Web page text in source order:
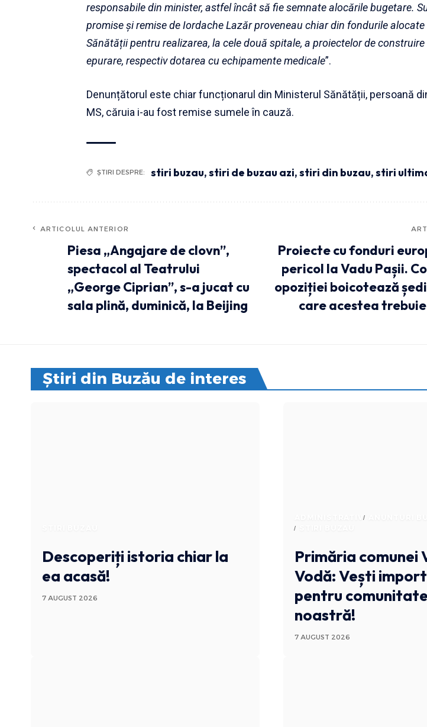
responsabile din minister, astfel încât să fie semnate alocările bugetare.
promise și remise de Iordache Lazăr proveneau chiar din fondurile
Sănătății pentru realizarea, la cele două spitale, a proiectelor de
epurare, respectiv dotarea cu echipamente medicale”.
Denunțătorul este chiar funcționarul din Ministerul Sănătății, persoană
MS, căruia i-au fost remise sumele în cauză.
ȘTIRI DESPRE: stiri buzau,stiri de buzau azi,stiri din buzau,stiri
ARTICOLUL ANTERIOR
Piesa „Angajare de clovn”,
spectacol al Teatrului
„George Ciprian”, s-a jucat cu
sala plină, duminică, la Beijing
Proiecte cu fonduri
pericol la Vadu Pașii.
opoziției boicotează
care acestea
Știri din Buzău de interes
Descoperiți istoria chiar la
ea acasă!
7 AUGUST 2026
ADMINISTRATIV
Primăria comunei
Vodă: Vești
pentru
noastră!
7 AUGUST 2026